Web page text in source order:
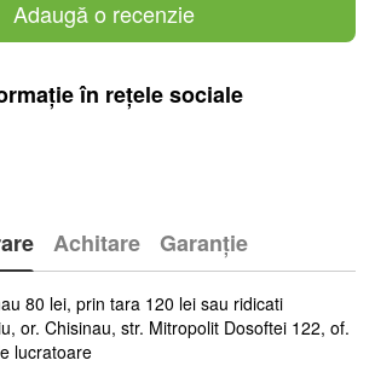
Adaugă o recenzie
în rețele sociale
Achitare Garanție
80 lei, prin tara 120 lei sau ridicati
or. Chisinau, str. Mitropolit Dosoftei 122, of.
lucratoare